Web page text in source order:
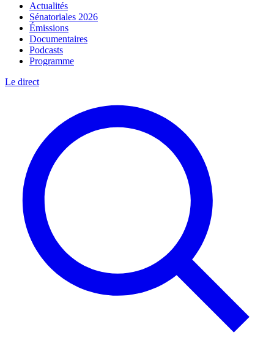
Actualités
Sénatoriales 2026
Émissions
Documentaires
Podcasts
Programme
Le direct